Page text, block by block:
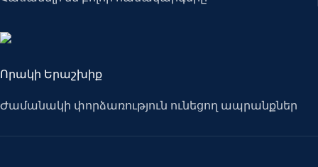
Որակի Երաշխիք
Ժամանակի փորձառություն ունեցող ապրանքներ